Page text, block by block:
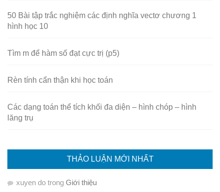
50 Bài tập trắc nghiệm các định nghĩa vectơ chương 1
hình học 10
Tìm m để hàm số đạt cực trị (p5)
Rèn tính cẩn thận khi học toán
Các dạng toán thể tích khối đa diện – hình chóp – hình
lăng trụ
THẢO LUẬN MỚI NHẤT
xuyen do trong Giới thiệu